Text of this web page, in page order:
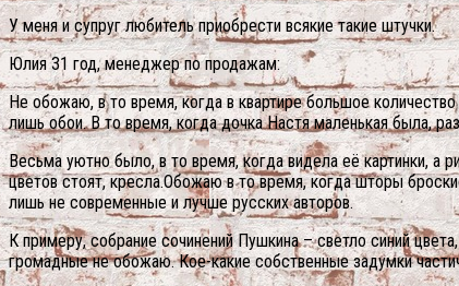
У меня и супруг любитель приобрести всякие такие штучки.
Юлия 31 год, менеджер по продажам:
Не обожаю, в то время, когда в квартире большое
лишь обои. В то время, когда дочка Настя маленькая была,
Весьма уютно было, в то время, когда видела её картинки, а
цветов стоят, кресла.Обожаю в то время, когда шторы
лишь не современные и лучше русских авторов.
К примеру, собрание сочинений Пушкина – светло синий
громадные не обожаю. Кое-какие собственные задумки